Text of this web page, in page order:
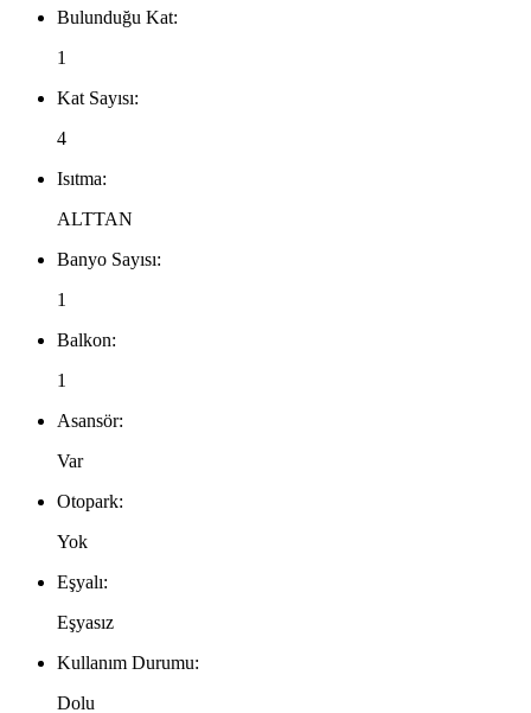
Bulunduğu Kat:
1
Kat Sayısı:
4
Isıtma:
ALTTAN
Banyo Sayısı:
1
Balkon:
1
Asansör:
Var
Otopark:
Yok
Eşyalı:
Eşyasız
Kullanım Durumu:
Dolu